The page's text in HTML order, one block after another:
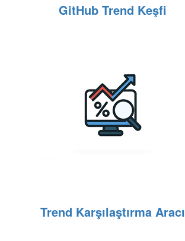
GitHub Trend Keşfi
Trend Karşılaştırma Aracı